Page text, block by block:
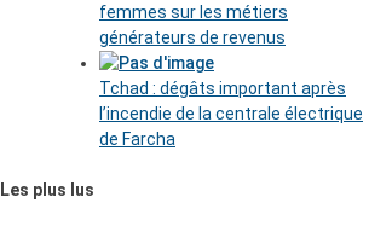
femmes sur les métiers
générateurs de revenus
Tchad : dégâts important après
l’incendie de la centrale électrique
de Farcha
Les plus lus